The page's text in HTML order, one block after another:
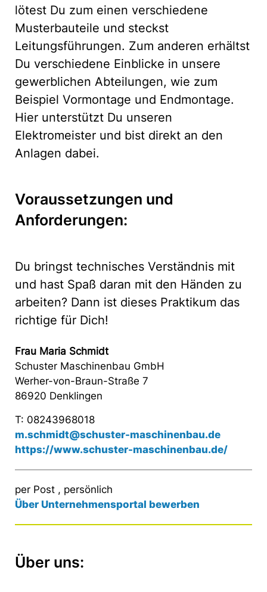
lötest Du zum einen verschiedene
Musterbauteile und steckst
Leitungsführungen. Zum anderen erhältst
Du verschiedene Einblicke in unsere
gewerblichen Abteilungen, wie zum
Beispiel Vormontage und Endmontage.
Hier unterstützt Du unseren
Elektromeister und bist direkt an den
Anlagen dabei.
Voraussetzungen und
Anforderungen:
Du bringst technisches Verständnis mit
und hast Spaß daran mit den Händen zu
arbeiten? Dann ist dieses Praktikum das
richtige für Dich!
Frau Maria Schmidt
Schuster Maschinenbau GmbH
Werher-von-Braun-Straße 7
86920 Denklingen
T: 08243968018
m.schmidt@schuster-maschinenbau.de
https://www.schuster-maschinenbau.de/
per Post , persönlich
Über Unternehmensportal bewerben
Über uns: